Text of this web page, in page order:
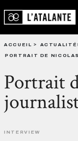
ACCUEIL
PORTRAIT DE
Portrait
INTERVIEW